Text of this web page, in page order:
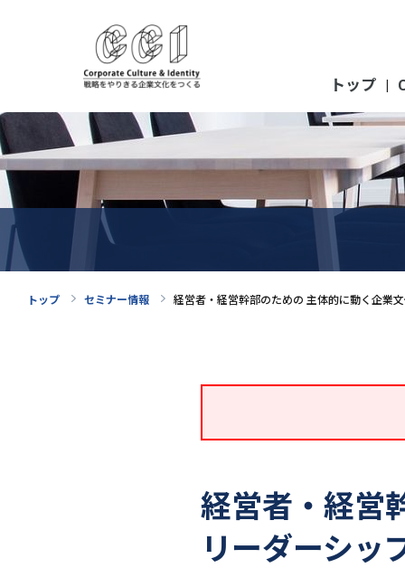
トップ |
トップ セミナー情報 経営者・経営幹部のための 主体的に動く企業
経営者・経営
リーダーシッ